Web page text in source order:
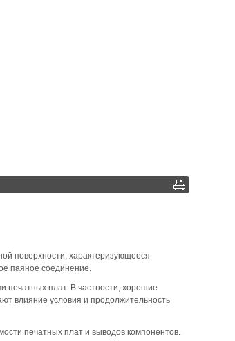
поверхности, характеризующееся
паяное соединение.
плат. В частности, хорошие
влияние условия и продолжительность
печатных плат и выводов компонентов.